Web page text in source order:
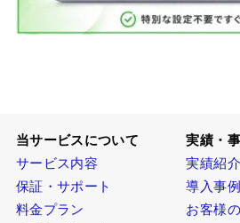
当サービスについて
サービス内容
保証・サポート
料金プラン
実績・
実績紹介
導入事例
お客様